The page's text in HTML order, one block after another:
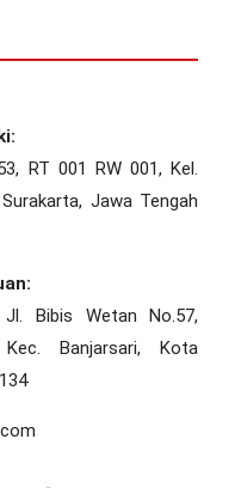
RT 001 RW 001, Kel.
Jawa Tengah
Bibis Wetan No.57,
Kec. Banjarsari, Kota